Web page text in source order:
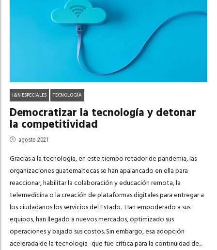
I&N ESPECIALES TECNOLOGÍA
Democratizar la tecnología y detonar
la competitividad
agosto 2021
Gracias a la tecnología, en este tiempo retador de pandemia, las
organizaciones guatemaltecas se han apalancado en ella para
reaccionar, habilitar la colaboración y educación remota, la
telemedicina o la creación de plataformas digitales para entregar a
los ciudadanos los servicios del Estado. Han empoderado a sus
equipos, han llegado a nuevos mercados, optimizado sus
operaciones y bajado sus costos. Sin embargo, esa adopción
acelerada de la tecnología -que fue crítica para la continuidad de...